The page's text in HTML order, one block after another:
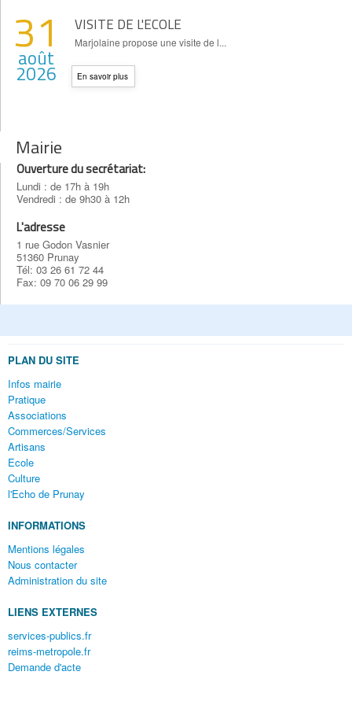
VISITE DE L'ECOLE
Marjolaine propose une visite de l...
31
août
2026 En savoir plus
Mairie
Ouverture du secrétariat:
Lundi : de 17h à 19h
Vendredi : de 9h30 à 12h
L'adresse
1 rue Godon Vasnier
51360 Prunay
Tél: 03 26 61 72 44
Fax: 09 70 06 29 99
PLAN DU SITE
Infos mairie
Pratique
Associations
Commerces/Services
Artisans
Ecole
Culture
l'Echo de Prunay
INFORMATIONS
Mentions légales
Nous contacter
Administration du site
LIENS EXTERNES
services-publics.fr
reims-metropole.fr
Demande d'acte